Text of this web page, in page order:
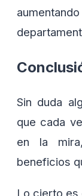
Sin duda
que cada
en la
beneficios
Lo cierto es